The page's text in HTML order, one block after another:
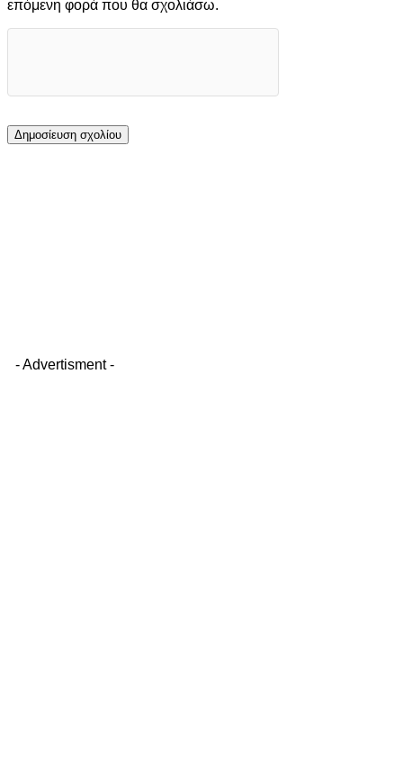
επόμενη φορά που θα σχολιάσω.
- Advertisment -